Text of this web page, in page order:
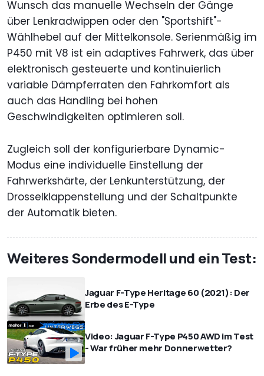
Wunsch das manuelle Wechseln der Gänge
über Lenkradwippen oder den "Sportshift"-
Wählhebel auf der Mittelkonsole. Serienmäßig im
P450 mit V8 ist ein adaptives Fahrwerk, das über
elektronisch gesteuerte und kontinuierlich
variable Dämpferraten den Fahrkomfort als
auch das Handling bei hohen
Geschwindigkeiten optimieren soll.
Zugleich soll der konfigurierbare Dynamic-
Modus eine individuelle Einstellung der
Fahrwerkshärte, der Lenkunterstützung, der
Drosselklappenstellung und der Schaltpunkte
der Automatik bieten.
Weiteres Sondermodell und ein Test:
Jaguar F-Type Heritage 60 (2021): Der
Erbe des E-Type
Video: Jaguar F-Type P450 AWD im Test
- War früher mehr Donnerwetter?